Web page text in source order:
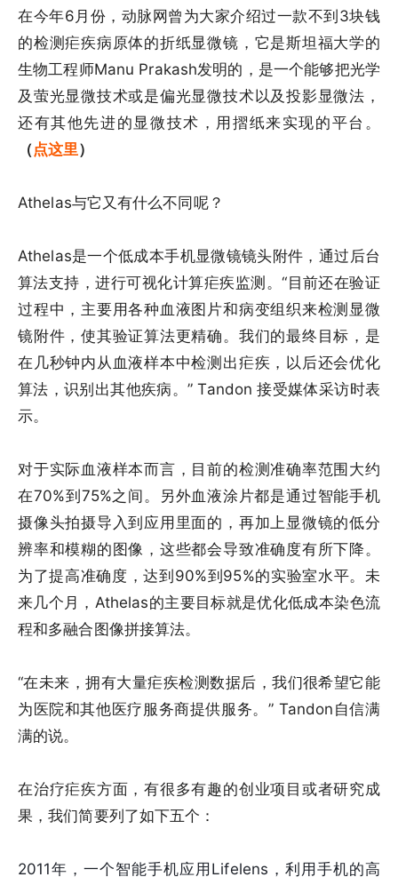
在今年6月份，动脉网曾为大家介绍过一款不到3块钱
的检测疟疾病原体的折纸显微镜，它是斯坦福大学的
生物工程师Manu Prakash发明的，是一个能够把光学
及萤光显微技术或是偏光显微技术以及投影显微法，
还有其他先进的显微技术，用摺纸来实现的平台。
（ 点这里）
Athelas与它又有什么不同呢？
Athelas是一个低成本手机显微镜镜头附件，通过后台
算法支持，进行可视化计算疟疾监测。“目前还在验证
过程中，主要用各种血液图片和病变组织来检测显微
镜附件，使其验证算法更精确。我们的最终目标，是
在几秒钟内从血液样本中检测出疟疾，以后还会优化
算法，识别出其他疾病。” Tandon 接受媒体采访时表
示。
对于实际血液样本而言，目前的检测准确率范围大约
在70%到75%之间。另外血液涂片都是通过智能手机
摄像头拍摄导入到应用里面的，再加上显微镜的低分
辨率和模糊的图像，这些都会导致准确度有所下降。
为了提高准确度，达到90%到95%的实验室水平。未
来几个月，Athelas的主要目标就是优化低成本染色流
程和多融合图像拼接算法。
“在未来，拥有大量疟疾检测数据后，我们很希望它能
为医院和其他医疗服务商提供服务。” Tandon自信满
满的说。
在治疗疟疾方面，有很多有趣的创业项目或者研究成
果，我们简要列了如下五个：
2011年，一个智能手机应用Lifelens，利用手机的高